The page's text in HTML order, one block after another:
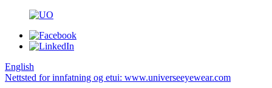
English
Nettsted for innfatning og etui: www.universeeyewear.com